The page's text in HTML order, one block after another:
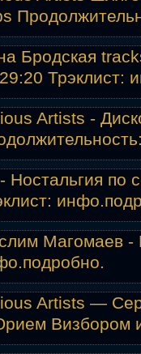
Бродская
Трэклист:
Artists -
Ностальгия
инфо.
Магомаев -
подробно.
Artists —
Визбором